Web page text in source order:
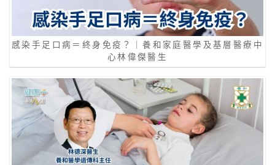
感染手足口病＝終身免疫？｜養和家庭醫學及基層醫療中
心林偉傑醫生